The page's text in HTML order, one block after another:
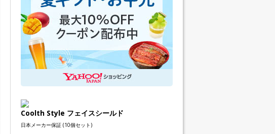
Coolth Style フェイスシールド
日本メーカー保証 (10個セット)